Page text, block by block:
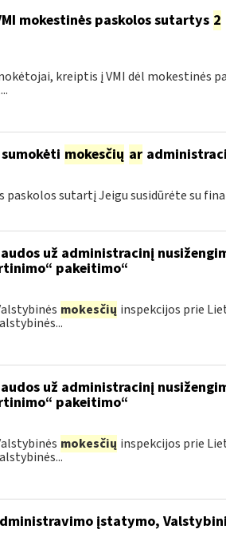
mokestinės paskolos sutartys 2
kreiptis į VMI dėl mokestinės
mokesčių ar
sutartį Jeigu susidūrėte su
už administracinį
pakeitimo“
mokesčių inspekcijos prie
už administracinį
pakeitimo“
mokesčių inspekcijos prie
įstatymo,